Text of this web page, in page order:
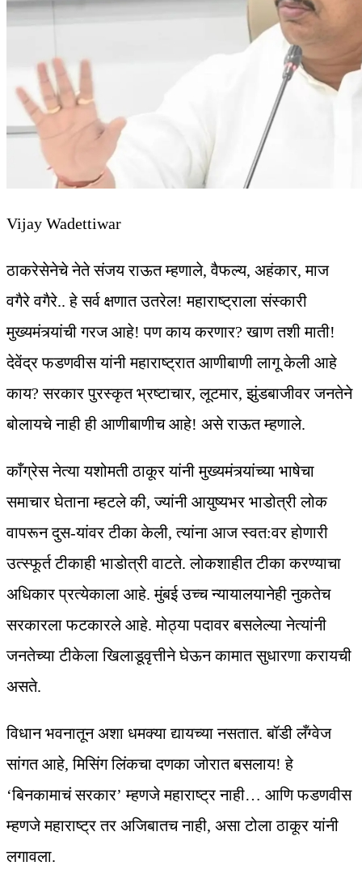
Vijay Wadettiwar
ठाकरेसेनेचे नेते संजय राऊत म्हणाले, वैफल्य, अहंकार, माज
वगैरे वगैरे.. हे सर्व क्षणात उतरेल! महाराष्ट्राला संस्कारी
मुख्यमंत्र्यांची गरज आहे! पण काय करणार? खाण तशी माती!
देवेंद्र फडणवीस यांनी महाराष्ट्रात आणीबाणी लागू केली आहे
काय? सरकार पुरस्कृत भ्रष्टाचार, लूटमार, झुंडबाजीवर जनतेने
बोलायचे नाही ही आणीबाणीच आहे! असे राऊत म्हणाले.
काँग्रेस नेत्या यशोमती ठाकूर यांनी मुख्यमंत्र्यांच्या भाषेचा
समाचार घेताना म्हटले की, ज्यांनी आयुष्यभर भाडोत्री लोक
वापरून दुस-यांवर टीका केली, त्यांना आज स्वत:वर होणारी
उत्स्फूर्त टीकाही भाडोत्री वाटते. लोकशाहीत टीका करण्याचा
अधिकार प्रत्येकाला आहे. मुंबई उच्च न्यायालयानेही नुकतेच
सरकारला फटकारले आहे. मोठ्या पदावर बसलेल्या नेत्यांनी
जनतेच्या टीकेला खिलाडूवृत्तीने घेऊन कामात सुधारणा करायची
असते.
विधान भवनातून अशा धमक्या द्यायच्या नसतात. बॉडी लँग्वेज
सांगत आहे, मिसिंग लिंकचा दणका जोरात बसलाय! हे
‘बिनकामाचं सरकार’ म्हणजे महाराष्ट्र नाही… आणि फडणवीस
म्हणजे महाराष्ट्र तर अजिबातच नाही, असा टोला ठाकूर यांनी
लगावला.